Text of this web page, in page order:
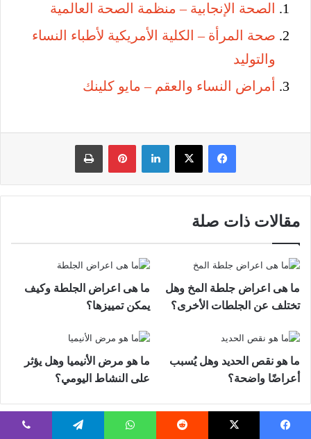
الصحة الإنجابية – منظمة الصحة العالمية
صحة المرأة – الكلية الأمريكية لأطباء النساء
والتوليد
أمراض النساء والعقم – مايو كلينك
فيسبوك لينكدإن بينتيريست
مقالات ذات صلة
ما هى اعراض جلطة المخ وهل
تختلف عن الجلطات الأخرى؟
ما هى اعراض الجلطة وكيف
يمكن تمييزها؟
ما هو نقص الحديد وهل يُسبب
أعراضًا واضحة؟
ما هو مرض الأنيميا وهل يؤثر
على النشاط اليومي؟